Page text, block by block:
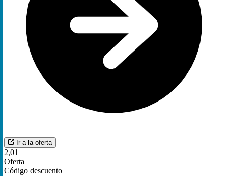
Ir a la oferta
2,01
Oferta
Código descuento